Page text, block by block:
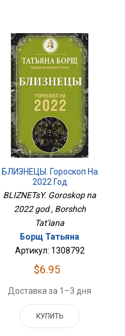
БЛИЗНЕЦЫ. Гороскоп На
2022 Год
BLIZNETsY. Goroskop na
2022 god , Borshch
Tat'iana
Борщ Татьяна
Артикул: 1308792
$6.95
Доставка за 1–3 дня
КУПИТЬ